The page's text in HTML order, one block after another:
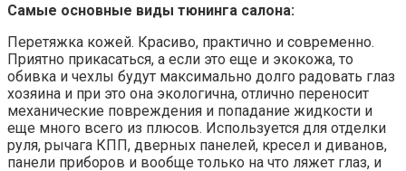
Самые основные виды тюнинга салона:
Перетяжка кожей. Красиво, практично и современно.
Приятно прикасаться, а если это еще и экокожа, то
обивка и чехлы будут максимально долго радовать глаз
хозяина и при это она экологична, отлично переносит
механические повреждения и попадание жидкости и
еще много всего из плюсов. Используется для отделки
руля, рычага КПП, дверных панелей, кресел и диванов,
панели приборов и вообще только на что ляжет глаз, и